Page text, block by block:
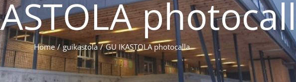
Home guikastola GU IKASTOLA photocalla